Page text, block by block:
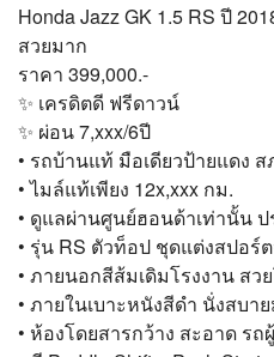
Honda Jazz GK 1.5 RS ปี
สวยมาก
ราคา 399,000.-
✨ เครดิตดี ฟรีดาวน์
✨ ผ่อน 7,xxx/6ปี
• รถบ้านแท้ มือเดียวป้ายแดง
• ไมล์แท้เพียง 12x,xxx กม.
• ดูแลผ่านศูนย์ฮอนด้าเท่านั้น ป
• รุ่น RS ตัวท็อป ชุดแต่งสปอร์
• ภายนอกสีส้มเดิมโรงงาน สว
• ภายในเบาะหนังสีดำ นั่งสบา
• ห้องโดยสารกว้าง สะอาด ร